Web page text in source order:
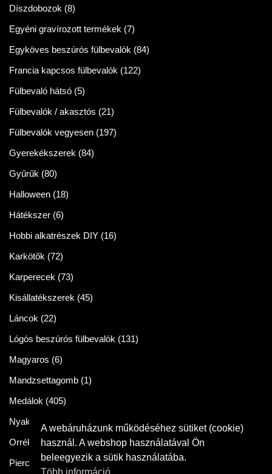
Díszdobozok (8)
Egyéni gravírozott termékek (7)
Egyköves beszúrós fülbevalók (84)
Francia kapcsos fülbevalók (122)
Fülbevaló hátsó (5)
Fülbevalók / akasztós (21)
Fülbevalók vegyesen (197)
Gyerekékszerek (84)
Gyűrűk (80)
Halloween (18)
Hátékszer (6)
Hobbi alkatrészek DIY (16)
Karkötők (72)
Karperecek (73)
Kisállatékszerek (45)
Láncok (22)
Lógós beszúrós fülbevalók (131)
Magyaros (6)
Mandzsettagomb (1)
Medálok (405)
Nyakláncok
(86)
Orrékszer (2)
Piercingek (11)
A webáruházunk működéséhez sütiket (cookie)
használ. A webshop használatával Ön
beleegyezik a sütik használatába.
Több információ